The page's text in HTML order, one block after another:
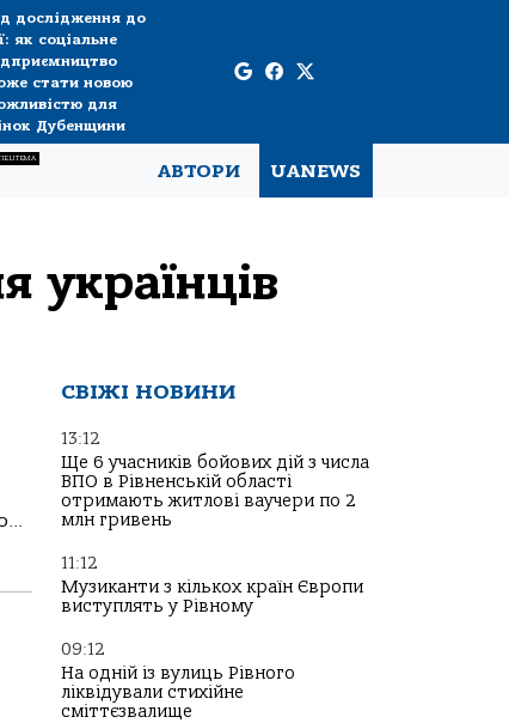
дослідження до
як соціальне
стати новою
для
Дубенщини
АВТОРИ UANEWS
українців
СВІЖІ НОВИНИ
13:12
Ще 6 учасників бойових дій з числа
ВПО в Рівненській області
отримають житлові ваучери по 2
млн гривень
11:12
Музиканти з кількох країн Європи
виступлять у Рівному
09:12
На одній із вулиць Рівного
ліквідували стихійне
сміттєзвалище